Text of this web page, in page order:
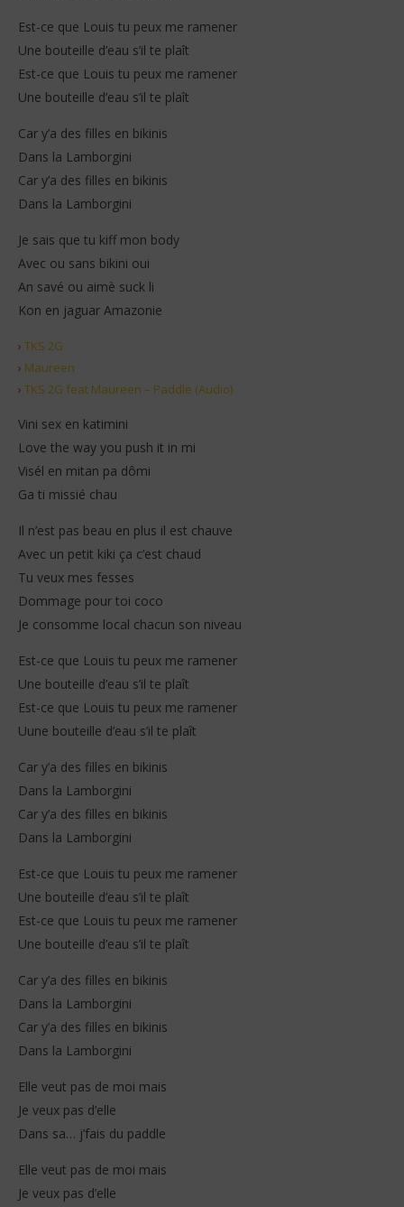
Est-ce que Louis tu peux me ramener
Une bouteille d’eau s’il te plaît
Est-ce que Louis tu peux me ramener
Une bouteille d’eau s’il te plaît
Car y’a des filles en bikinis
Dans la Lamborgini
Car y’a des filles en bikinis
Dans la Lamborgini
Je sais que tu kiff mon body
Avec ou sans bikini oui
An savé ou aimè suck li
Kon en jaguar Amazonie
› TKS 2G
› Maureen
› TKS 2G feat Maureen – Paddle (Audio)
Vini sex en katimini
Love the way you push it in mi
Visél en mitan pa dômi
Ga ti missié chau
Il n’est pas beau en plus il est chauve
Avec un petit kiki ça c’est chaud
Tu veux mes fesses
Dommage pour toi coco
Je consomme local chacun son niveau
Est-ce que Louis tu peux me ramener
Une bouteille d’eau s’il te plaît
Est-ce que Louis tu peux me ramener
Uune bouteille d’eau s’il te plaît
Car y’a des filles en bikinis
Dans la Lamborgini
Car y’a des filles en bikinis
Dans la Lamborgini
Est-ce que Louis tu peux me ramener
Une bouteille d’eau s’il te plaît
Est-ce que Louis tu peux me ramener
Une bouteille d’eau s’il te plaît
Car y’a des filles en bikinis
Dans la Lamborgini
Car y’a des filles en bikinis
Dans la Lamborgini
Elle veut pas de moi mais
Je veux pas d’elle
Dans sa… j’fais du paddle
Elle veut pas de moi mais
Je veux pas d’elle